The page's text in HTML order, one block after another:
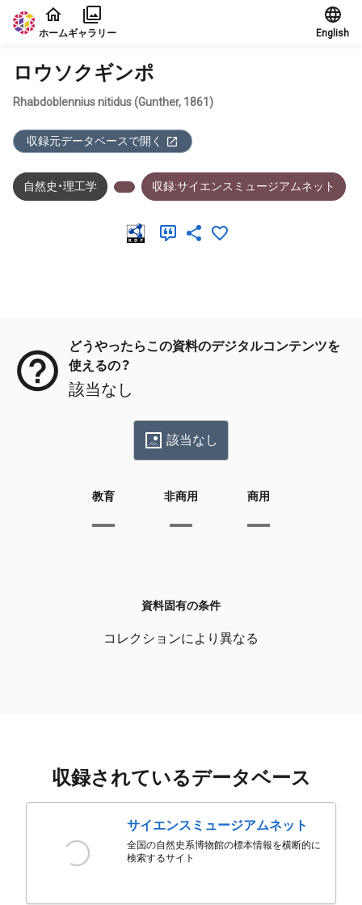
本文に飛ぶ
ホームギャラリー English
ロウソクギンポ
Rhabdoblennius nitidus (Gunther, 1861)
収録元データベースで開く
自然史・理工学 収録:サイエンスミュージアムネット
どうやったらこの資料のデジタルコンテンツを
使えるの？
該当なし
該当なし
教育 非商用 商用
資料固有の条件
コレクションにより異なる
収録されているデータベース
サイエンスミュージアムネット
全国の自然史系博物館の標本情報を横断的に
検索するサイト